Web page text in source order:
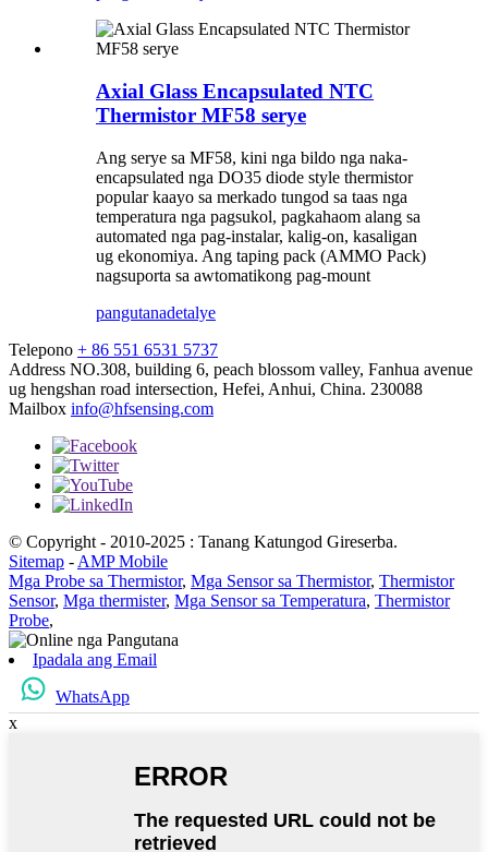
Axial Glass Encapsulated NTC
Thermistor MF58 serye
Ang serye sa MF58, kini nga bildo nga naka-
encapsulated nga DO35 diode style thermistor
popular kaayo sa merkado tungod sa taas nga
temperatura nga pagsukol, pagkahaom alang sa
automated nga pag-instalar, kalig-on, kasaligan
ug ekonomiya. Ang taping pack (AMMO Pack)
nagsuporta sa awtomatikong pag-mount
pangutanadetalye
Telepono + 86 551 6531 5737
Address NO.308, building 6, peach blossom valley, Fanhua avenue
ug hengshan road intersection, Hefei, Anhui, China. 230088
Mailbox info@hfsensing.com
© Copyright - 2010-2025 : Tanang Katungod Gireserba.
Sitemap - AMP Mobile
Mga Probe sa Thermistor, Mga Sensor sa Thermistor, Thermistor
Sensor, Mga thermister, Mga Sensor sa Temperatura, Thermistor
Probe,
Ipadala ang Email
WhatsApp
x